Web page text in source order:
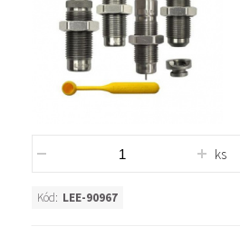
ks
Kód: LEE-90967